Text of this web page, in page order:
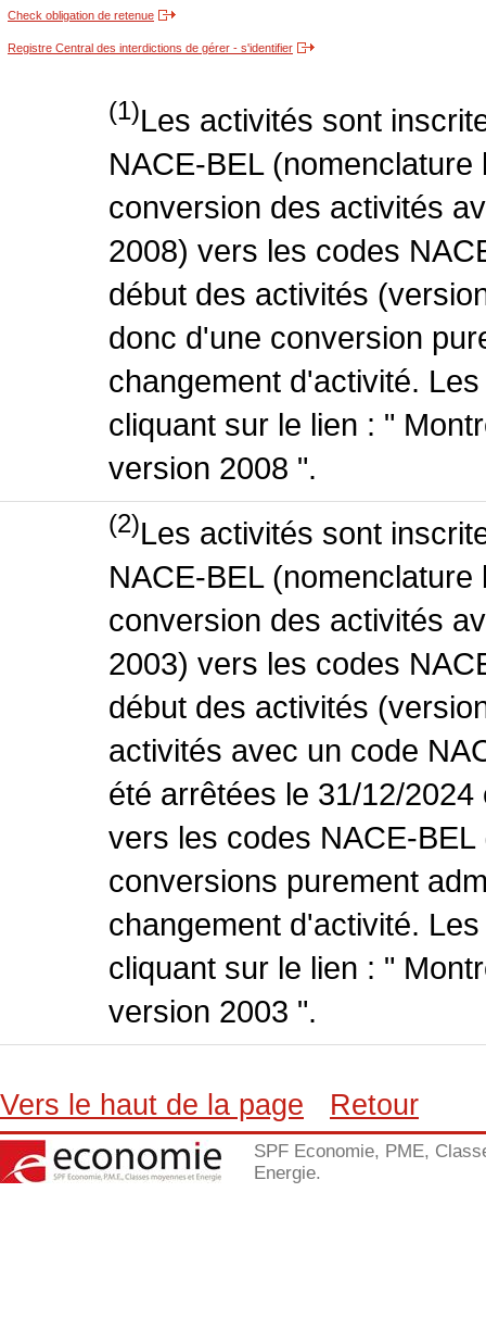
Check obligation de retenue
Registre Central des interdictions de gérer - s'identifier
(1)Les activités sont
NACE-BEL
conversion des activités
2008) vers les codes
début des activités
donc d'une conversion
changement d'activité.
cliquant sur le lien : "
version 2008 ".
(2)Les activités sont
NACE-BEL
conversion des activités
2003) vers les codes
début des activités
activités avec un code
été arrêtées le 31/12/
vers les codes NACE-
conversions purement
changement d'activité.
cliquant sur le lien : "
version 2003 ".
Vers le haut de la page Retour
SPF Economie, PME,
Energie.